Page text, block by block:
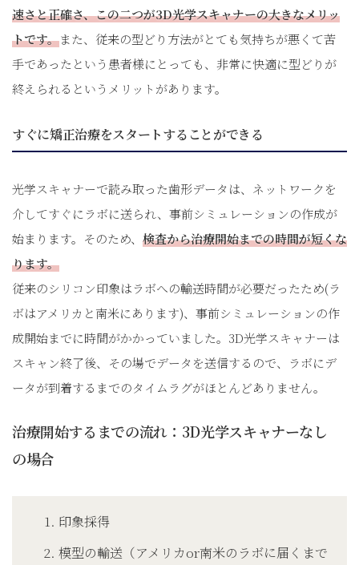
速さと正確さ、この二つが3D光学スキャナーの大きなメリッ
トです。また、従来の型どり方法がとても気持ちが悪くて苦
手であったという患者様にとっても、非常に快適に型どりが
終えられるというメリットがあります。
すぐに矯正治療をスタートすることができる
光学スキャナーで読み取った歯形データは、ネットワークを
介してすぐにラボに送られ、事前シミュレーションの作成が
始まります。そのため、 検査から治療開始までの時間が短くな
ります。
従来のシリコン印象はラボへの輸送時間が必要だったため(ラ
ボはアメリカと南米にあります)、事前シミュレーションの作
成開始までに時間がかかっていました。3D光学スキャナーは
スキャン終了後、その場でデータを送信するので、ラボにデ
ータが到着するまでのタイムラグがほとんどありません。
治療開始するまでの流れ：3D光学スキャナーなし
の場合
印象採得
模型の輸送（アメリカor南米のラボに届くまで